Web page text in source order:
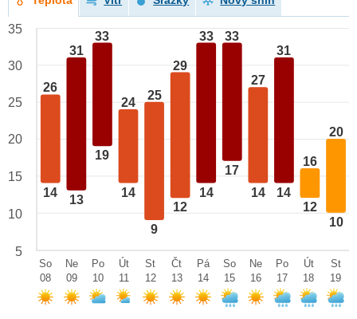
26
14
31
13
33
19
24
14
25
9
29
12
33
14
33
17
27
14
31
14
16
12
20
10
35
30
25
20
15
10
5
So
08
Ne
09
Po
10
Út
11
St
12
Čt
13
Pá
14
So
15
Ne
16
Po
17
Út
18
St
19